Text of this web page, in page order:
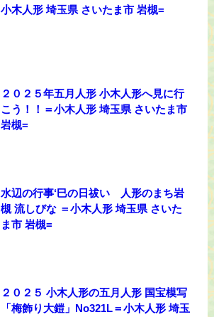
小木人形 埼玉県 さいたま市 岩槻=
２０２５年五月人形 小木人形へ見に行
こう！！＝小木人形 埼玉県 さいたま市
岩槻=
水辺の行事‘巳の日祓い 人形のまち岩
槻 流しびな ＝小木人形 埼玉県 さいた
ま市 岩槻=
２０２５ 小木人形の五月人形 国宝模写
「梅飾り大鎧」No321L＝小木人形 埼玉